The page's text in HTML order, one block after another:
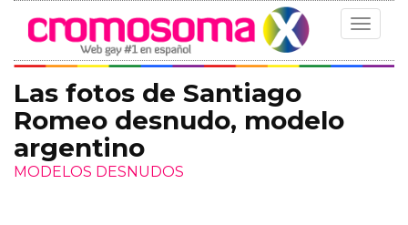
Toggle
Las fotos de Santiago
Romeo desnudo, modelo
argentino
MODELOS DESNUDOS